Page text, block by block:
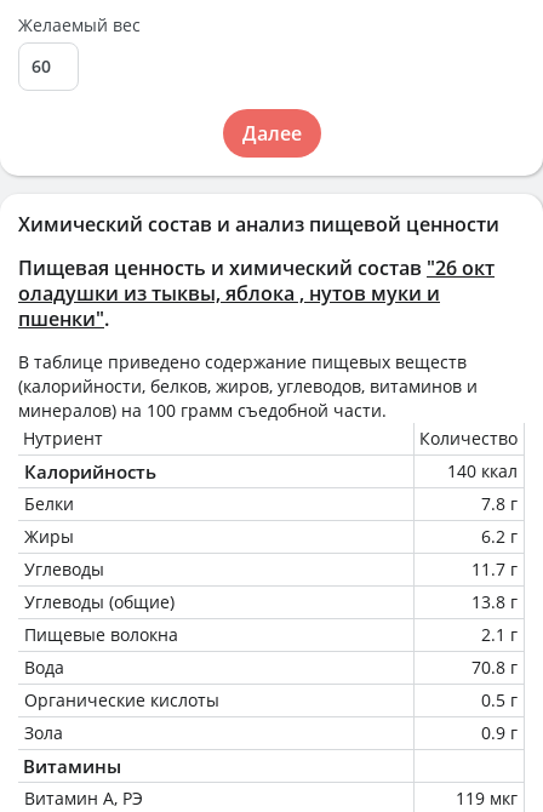
Химический состав и анализ пищевой ценности
Пищевая ценность и химический состав "26 окт
оладушки из тыквы, яблока , нутов муки и
пшенки".
В таблице приведено содержание пищевых веществ
(калорийности, белков, жиров, углеводов, витаминов и
минералов) на 100 грамм съедобной части.
Нутриент
Количество
Калорийность
140 ккал
Белки
7.8 г
Жиры
6.2 г
Углеводы
11.7 г
Углеводы (общие)
13.8 г
Пищевые волокна
2.1 г
Вода
70.8 г
Органические кислоты
0.5 г
Зола
0.9 г
Витамины
Витамин А, РЭ
119 мкг
Желаемый вес
Далее